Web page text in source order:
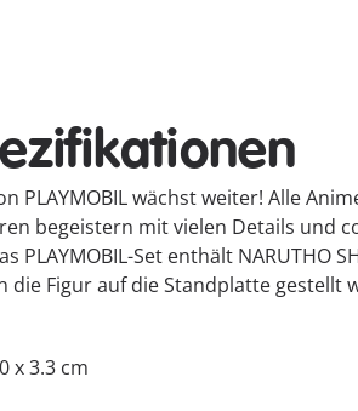
PLAYMOBIL wächst weiter! Alle
begeistern mit vielen Details und
PLAYMOBIL-Set enthält
die Figur auf die Standplatte gestellt
x 3.3 cm